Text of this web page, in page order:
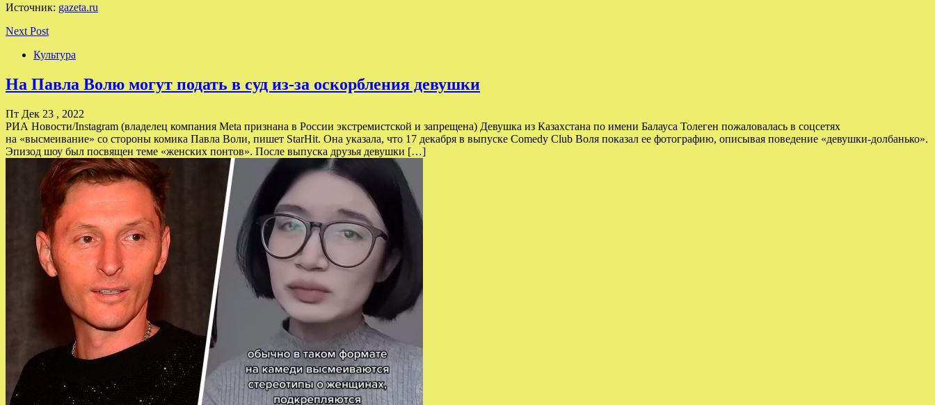
Источник: gazeta.ru
Next Post
Культура
На Павла Волю могут подать в суд из-за оскорбления девушки
Пт Дек 23 , 2022
РИА Новости/Instagram (владелец компания Meta признана в России экстремистской и запрещена) Девушка из Казахстана по имени Балауса Толеген пожаловалась в соцсетях
на «высмеивание» со стороны комика Павла Воли, пишет StarHit. Она указала, что 17 декабря в выпуске Comedy Club Воля показал ее фотографию, описывая поведение «девушки-долбанько».
Эпизод шоу был посвящен теме «женских понтов». После выпуска друзья девушки […]